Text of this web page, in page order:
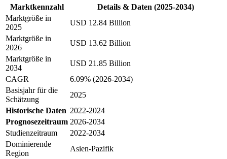
Marktkennzahl
Details & Daten (2025-2034)
Marktgröße in
2025
USD 12.84 Billion
Marktgröße in
2026
USD 13.62 Billion
Marktgröße in
2034
USD 21.85 Billion
CAGR
6.09% (2026-2034)
Basisjahr für die
Schätzung
2025
Historische Daten 2022-2024
Prognosezeitraum 2026-2034
Studienzeitraum
2022-2034
Dominierende
Region
Asien-Pazifik